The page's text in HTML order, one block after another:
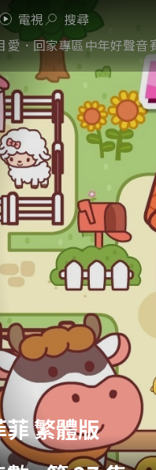
電視 搜尋
愛．回家專區中年好聲音
繁體版